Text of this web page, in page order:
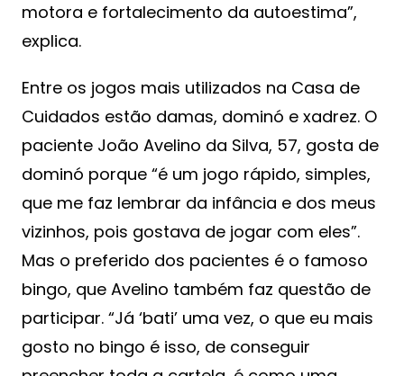
motora e fortalecimento da autoestima”,
explica.
Entre os jogos mais utilizados na Casa de
Cuidados estão damas, dominó e xadrez. O
paciente João Avelino da Silva, 57, gosta de
dominó porque “é um jogo rápido, simples,
que me faz lembrar da infância e dos meus
vizinhos, pois gostava de jogar com eles”.
Mas o preferido dos pacientes é o famoso
bingo, que Avelino também faz questão de
participar. “Já ‘bati’ uma vez, o que eu mais
gosto no bingo é isso, de conseguir